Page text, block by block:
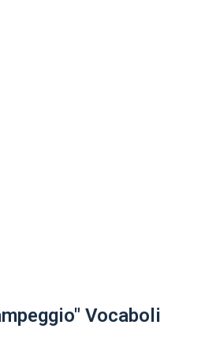
Vocaboli